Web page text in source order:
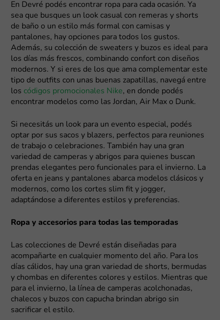
En Devré podés encontrar ropa para cada ocasión. Ya
sea que busques un look casual con remeras y shorts
de baño o un estilo más formal con camisas y
pantalones, hay opciones para todos los gustos.
Además, su colección de sweaters y buzos es ideal para
los días más frescos, combinando confort con diseños
modernos. Y si eres de los que ama complementar este
tipo de outfits con unas buenas zapatillas, navegá entre
los códigos promocionales Nike, en donde podés
encontrar modelos como las Jordan, Air Max o Dunk.
Si necesitás un look para un evento especial, podés
optar por sus sacos y blazers, perfectos para reuniones
de trabajo o celebraciones. También hay una gran
variedad de camperas y abrigos para quienes buscan
prendas elegantes pero funcionales para el invierno. La
oferta en jeans y pantalones abarca modelos clásicos y
modernos, como los cortes slim fit y jogger,
adaptándose a diferentes estilos y preferencias.
Ropa y accesorios para todas las temporadas
Las colecciones de Devré están diseñadas para
acompañarte en cualquier momento del año. Para los
días cálidos, hay una gran variedad de shorts, bermudas
y chombas en diferentes colores y estilos. Mientras que
para el invierno, la línea de camperas acolchonadas,
chalecos y buzos con capucha brindan abrigo sin
sacrificar el estilo.